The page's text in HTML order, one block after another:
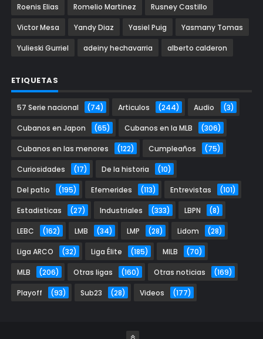
Roenis Elias Romelio Martinez Rusney Castillo
Victor Mesa Yandy Diaz Yasiel Puig Yasmany Tomas
Yulieski Gurriel adeiny hechavarria alberto calderon
ETIQUETAS
57 Serie nacional (74) Articulos (244) Audio (3)
Cubanos en Japon (65) Cubanos en la MLB (306)
Cubanos en las menores (122) Cumpleaños (75)
Curiosidades (17) De la historia (10)
Del patio (195) Efemerides (113) Entrevistas (101)
Estadisticas (27) Industriales (333) LBPN (8)
LEBC (162) LMB (34) LMP (28) Lidom (28)
Liga ARCO (32) Liga Élite (185) MILB (70)
MLB (206) Otras ligas (160) Otras noticias (169)
Playoff (93) Sub23 (28) Videos (177)